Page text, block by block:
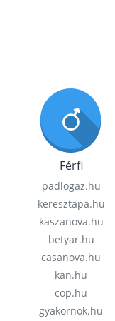
Férfi
padlogaz.hu
keresztapa.hu
kaszanova.hu
betyar.hu
casanova.hu
kan.hu
cop.hu
gyakornok.hu